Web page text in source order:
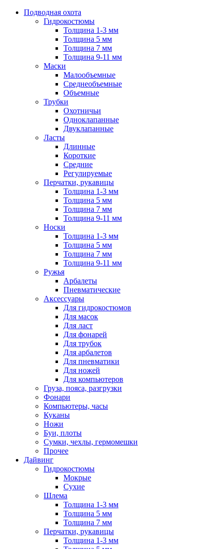
Подводная охота
Гидрокостюмы
Толщина 1-3 мм
Толщина 5 мм
Толщина 7 мм
Толщина 9-11 мм
Маски
Малообъемные
Среднеобъемные
Объемные
Трубки
Охотничьи
Одноклапанные
Двуклапанные
Ласты
Длинные
Короткие
Средние
Регулируемые
Перчатки, рукавицы
Толщина 1-3 мм
Толщина 5 мм
Толщина 7 мм
Толщина 9-11 мм
Носки
Толщина 1-3 мм
Толщина 5 мм
Толщина 7 мм
Толщина 9-11 мм
Ружья
Арбалеты
Пневматические
Аксессуары
Для гидрокостюмов
Для масок
Для ласт
Для фонарей
Для трубок
Для арбалетов
Для пневматики
Для ножей
Для компьютеров
Груза, пояса, разгрузки
Фонари
Компьютеры, часы
Куканы
Ножи
Буи, плоты
Сумки, чехлы, гермомешки
Прочее
Дайвинг
Гидрокостюмы
Мокрые
Сухие
Шлема
Толщина 1-3 мм
Толщина 5 мм
Толщина 7 мм
Перчатки, рукавицы
Толщина 1-3 мм